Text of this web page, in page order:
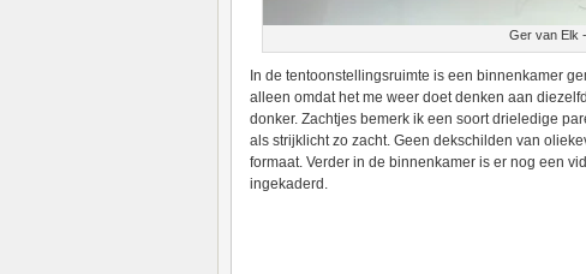
Ger van Elk
In de tentoonstellingsruimte is een binnenkamer
alleen omdat het me weer doet denken aan
donker. Zachtjes bemerk ik een soort drieledige
als strijklicht zo zacht. Geen dekschilden van
formaat. Verder in de binnenkamer is er nog een
ingekaderd.